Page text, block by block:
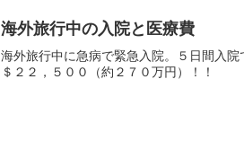
海外旅行中の入院と医療費
海外旅行中に急病で緊急入院。５日間入院
＄２２，５００（約２７０万円）！！